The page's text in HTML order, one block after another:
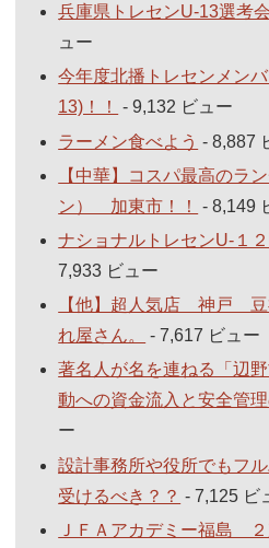
兵庫県トレセンU-13選考
ュー
今年度北播トレセンメン
13)！！
- 9,132 ビュー
ラーメン食べよう - 8,887
【中華】コスパ最高のラ
ン） 加東市！！
- 8,149
ナショナルトレセンU-１
7,933 ビュー
【他】超人気店 神戸 豆
れ屋さん。
- 7,617 ビュー
著名人が名を連ねる「辺
動への資金流入と安全管理
ー
設計事務所や役所でもフ
受けるべき？？ - 7,125 ビ
ＪＦＡアカデミー福島 ２